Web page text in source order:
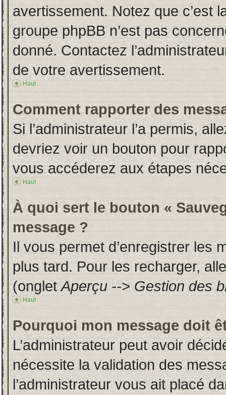
avertissement. Notez que c’est
groupe phpBB n’est pas
donné. Contactez
de votre avertissement.
Haut
Comment rapporter des
Si l’administrateur l’a permis,
devriez voir un bouton pour
vous accéderez aux étapes
Haut
À quoi sert le bouton «
message ?
Il vous permet d’enregistrer les
plus tard. Pour les recharger,
(ongletAperçu --> Gestion des
Haut
Pourquoi mon message doit
L’administrateur peut avoir
nécessite la validation des
l’administrateur vous ait placé